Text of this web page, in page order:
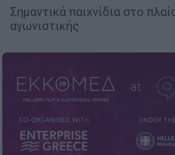
Σημαντικά παιχνίδια στο
αγωνιστικής